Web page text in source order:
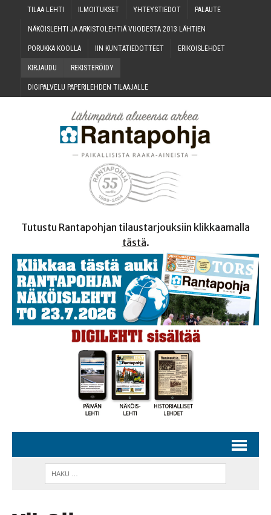
TILAA LEH­TI ILMOI­TUK­SET YHTEYS­TIE­DOT PALAU­TE
NÄKÖIS­LEH­TI JA ARKIS­TO­LEH­TIÄ VUO­DES­TA 2013 LÄHTIEN
PORUK­KA KOOLLA IIN KUN­TA­TIE­DOT­TEET ERI­KOIS­LEH­DET
KIR­JAU­DU REKIS­TE­RÖI­DY
DIGI­PAL­VE­LU PAPE­RI­LEH­DEN TILAAJALLE
Tutustu Rantapohjan tilaustarjouksiin klikkaamalla
tästä.